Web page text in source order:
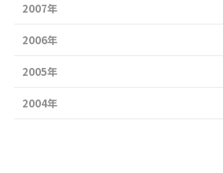
2007年
2006年
2005年
2004年